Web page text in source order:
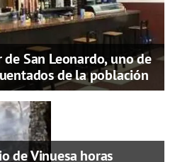
San Leonardo, uno de
de la población
de Vinuesa horas